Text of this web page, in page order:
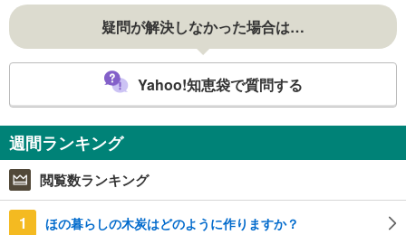
疑問が解決しなかった場合は…
Yahoo!知恵袋で質問する
週間ランキング
閲覧数ランキング
1 ほの暮らしの木炭はどのように作りますか？